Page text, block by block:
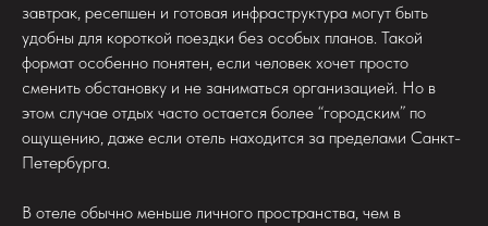
завтрак, ресепшен и готовая инфраструктура могут быть
удобны для короткой поездки без особых планов. Такой
формат особенно понятен, если человек хочет просто
сменить обстановку и не заниматься организацией. Но в
этом случае отдых часто остается более “городским” по
ощущению, даже если отель находится за пределами Санкт-
Петербурга.
В отеле обычно меньше личного пространства, чем в